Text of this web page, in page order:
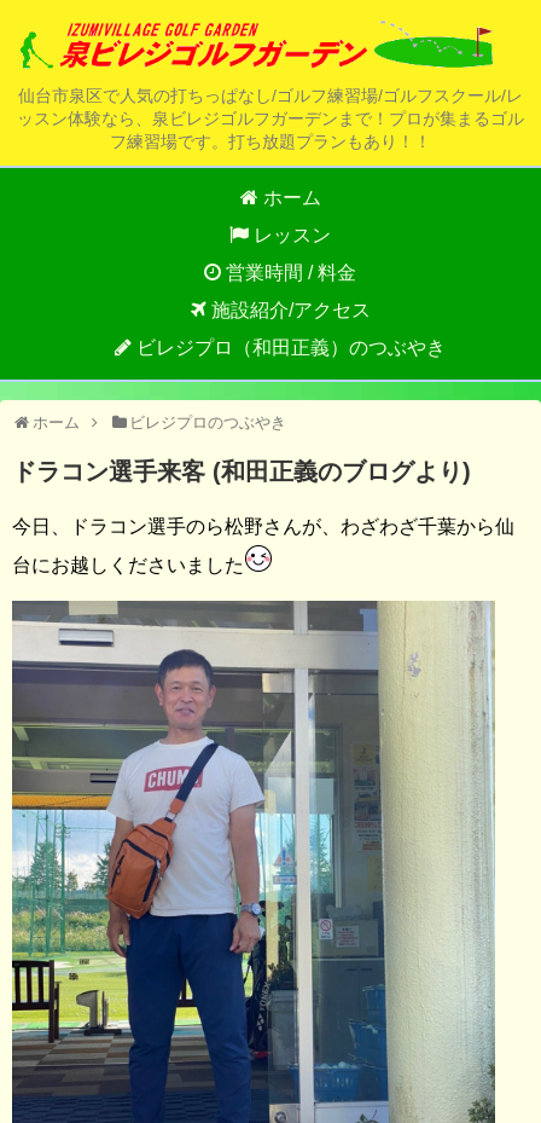
仙台市泉区で人気の打ちっぱなし/ゴルフ練習場/ゴルフスクール/レ
ッスン体験なら、泉ビレジゴルフガーデンまで！プロが集まるゴル
フ練習場です。打ち放題プランもあり！！
ホーム
レッスン
営業時間 / 料金
施設紹介/アクセス
ビレジプロ（和田正義）のつぶやき
ホーム ビレジプロのつぶやき
ドラコン選手来客 (和田正義のブログより)
今日、ドラコン選手のら松野さんが、わざわざ千葉から仙
台にお越しくださいました